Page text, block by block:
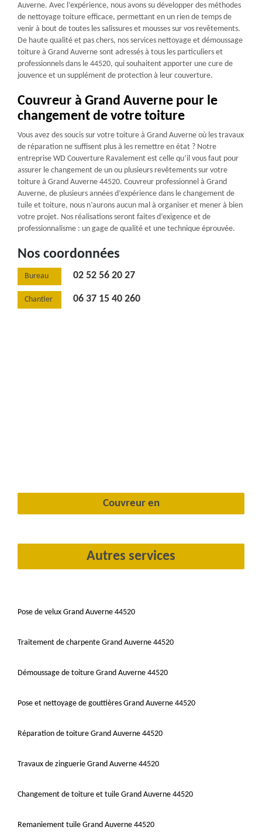
Auverne. Avec l’expérience, nous avons su développer des méthodes
de nettoyage toiture efficace, permettant en un rien de temps de
venir à bout de toutes les salissures et mousses sur vos revêtements.
De haute qualité et pas chers, nos services nettoyage et démoussage
toiture à Grand Auverne sont adressés à tous les particuliers et
professionnels dans le 44520, qui souhaitent apporter une cure de
jouvence et un supplément de protection à leur couverture.
Couvreur à Grand Auverne pour le
changement de votre toiture
Vous avez des soucis sur votre toiture à Grand Auverne où les travaux
de réparation ne suffisent plus à les remettre en état ? Notre
entreprise WD Couverture Ravalement est celle qu’il vous faut pour
assurer le changement de un ou plusieurs revêtements sur votre
toiture à Grand Auverne 44520. Couvreur professionnel à Grand
Auverne, de plusieurs années d’expérience dans le changement de
tuile et toiture, nous n’aurons aucun mal à organiser et mener à bien
votre projet. Nos réalisations seront faites d’exigence et de
professionnalisme : un gage de qualité et une technique éprouvée.
Nos coordonnées
Bureau 02 52 56 20 27
Chantier 06 37 15 40 260
Couvreur en
Autres services
Pose de velux Grand Auverne 44520
Traitement de charpente Grand Auverne 44520
Démoussage de toiture Grand Auverne 44520
Pose et nettoyage de gouttières Grand Auverne 44520
Réparation de toiture Grand Auverne 44520
Travaux de zinguerie Grand Auverne 44520
Changement de toiture et tuile Grand Auverne 44520
Remaniement tuile Grand Auverne 44520